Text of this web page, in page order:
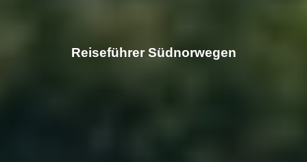
Reiseführer Südnorwegen